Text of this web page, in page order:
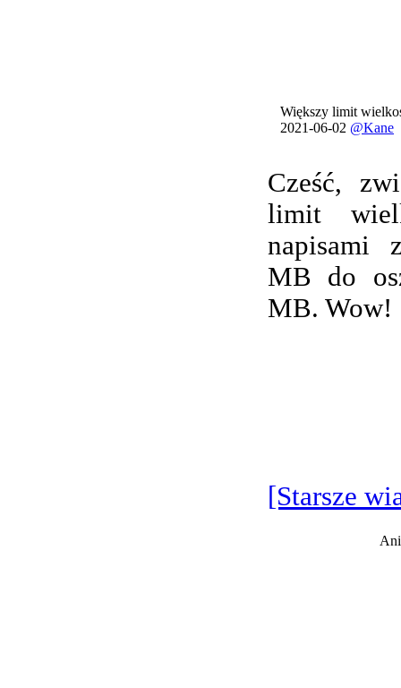
Większy limit
2021-06-02 @Kane
Cześć,
limit
napisami
MB do
MB. Wow!
[Starsze